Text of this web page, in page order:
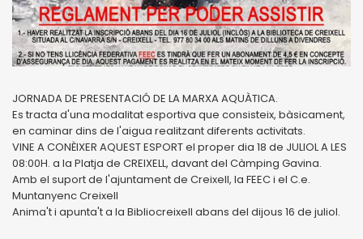
JORNADA DE PRESENTACIÓ DE LA MARXA AQUÀTICA.
Es tracta d'una modalitat esportiva que consisteix, bàsicament,
en caminar dins de l'aigua realitzant diferents activitats.
VINE A CONÈIXER AQUEST ESPORT el proper dia 18 de JULIOL A LES
08:00H. a la Platja de CREIXELL, davant del Càmping Gavina.
Amb el suport de l'ajuntament de Creixell, la FEEC i el C.e.
Muntanyenc Creixell
Anima't i apunta't a la Bibliocreixell abans del dijous 16 de juliol.